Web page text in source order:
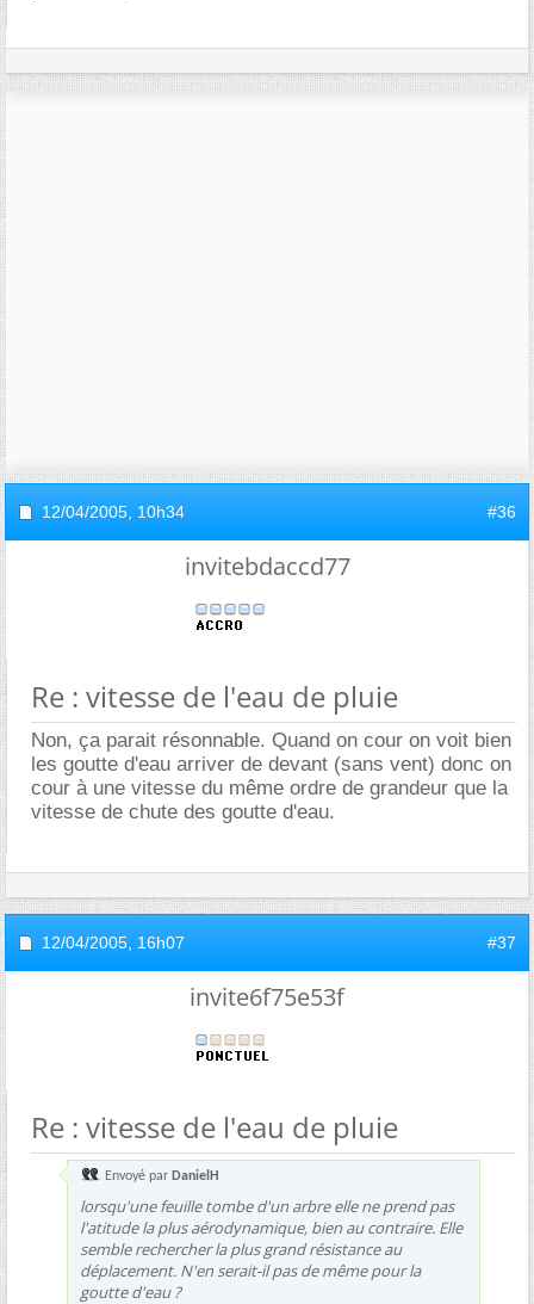
12/04/2005, 10h34 #36
invitebdaccd77
Re : vitesse de l'eau de pluie
Non, ça parait résonnable. Quand on cour on voit bien
les goutte d'eau arriver de devant (sans vent) donc on
cour à une vitesse du même ordre de grandeur que la
vitesse de chute des goutte d'eau.
12/04/2005, 16h07 #37
invite6f75e53f
Re : vitesse de l'eau de pluie
Envoyé par DanielH
lorsqu'une feuille tombe d'un arbre elle ne prend pas
l'atitude la plus aérodynamique, bien au contraire. Elle
semble rechercher la plus grand résistance au
déplacement. N'en serait-il pas de même pour la
goutte d'eau ?